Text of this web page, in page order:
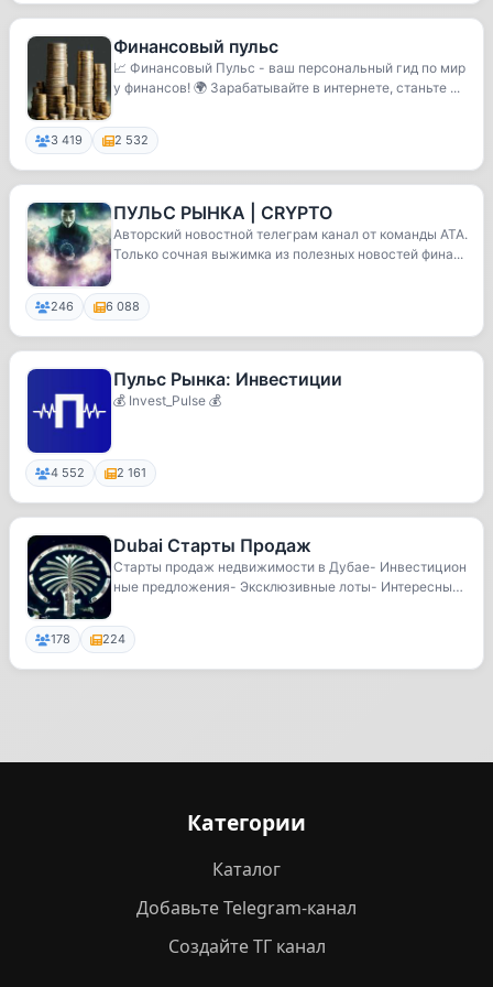
Финансовый пульс
📈 Финансовый Пульс - ваш персональный гид по мир
у финансов! 🌍 Зарабатывайте в интернете, станьте ...
3 419 2 532
ПУЛЬС РЫНКА | CRYPTO
Авторский новостной телеграм канал от команды ATA.
Только сочная выжимка из полезных новостей фина...
246 6 088
Пульс Рынка: Инвестиции
💰 Invest_Pulse 💰
4 552 2 161
Dubai Старты Продаж
Старты продаж недвижимости в Дубае- Инвестицион
ные предложения- Эксклюзивные лоты- Интересные
178 224
Категории
Каталог
Добавьте Telegram-канал
Создайте ТГ канал